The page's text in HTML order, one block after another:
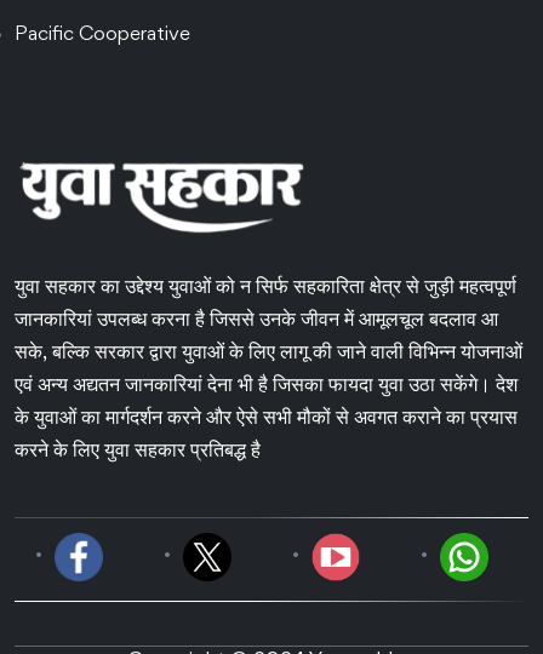
Pacific Cooperative
युवा सहकार का उद्देश्य युवाओं को न सिर्फ सहकारिता क्षेत्र से जुड़ी महत्वपूर्ण
जानकारियां उपलब्ध करना है जिससे उनके जीवन में आमूलचूल बदलाव आ
सके, बल्कि सरकार द्वारा युवाओं के लिए लागू की जाने वाली विभिन्न योजनाओं
एवं अन्य अद्यतन जानकारियां देना भी है जिसका फायदा युवा उठा सकेंगे। देश
के युवाओं का मार्गदर्शन करने और ऐसे सभी मौकों से अवगत कराने का प्रयास
करने के लिए युवा सहकार प्रतिबद्ध है